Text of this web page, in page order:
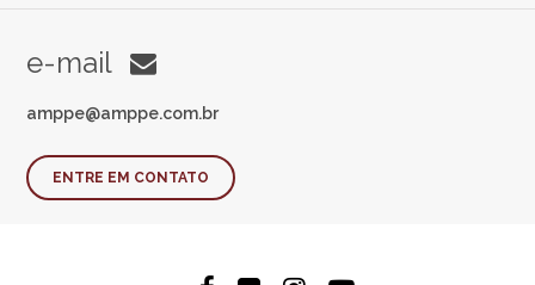
e-mail
amppe@amppe.com.br
ENTRE EM CONTATO